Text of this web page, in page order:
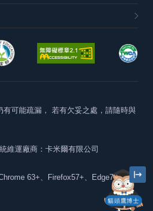
貓頭鷹博士
可能疏漏， 若有欠妥之處，請隨時與
統維運廠商：卡米爾有限公司
63+、Firefox57+、Edge79+及